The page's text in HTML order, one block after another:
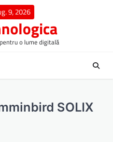
9, 2026
o lume digitală
SOLIX